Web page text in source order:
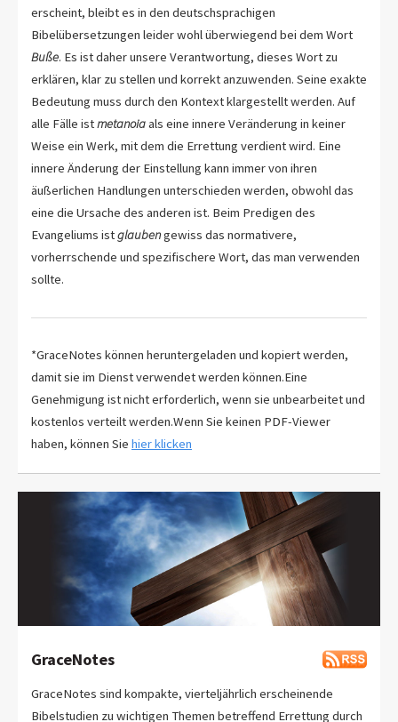
erscheint, bleibt es in den deutschsprachigen
Bibelübersetzungen leider wohl überwiegend bei dem Wort
Buße. Es ist daher unsere Verantwortung, dieses Wort zu
erklären, klar zu stellen und korrekt anzuwenden. Seine exakte
Bedeutung muss durch den Kontext klargestellt werden. Auf
alle Fälle istmetanoiaals eine innere Veränderung in keiner
Weise ein Werk, mit dem die Errettung verdient wird. Eine
innere Änderung der Einstellung kann immer von ihren
äußerlichen Handlungen unterschieden werden, obwohl das
eine die Ursache des anderen ist. Beim Predigen des
Evangeliums istglaubengewiss das normativere,
vorherrschende und spezifischere Wort, das man verwenden
sollte.
*GraceNotes können heruntergeladen und kopiert werden,
damit sie im Dienst verwendet werden können.Eine
Genehmigung ist nicht erforderlich, wenn sie unbearbeitet und
kostenlos verteilt werden.Wenn Sie keinen PDF-Viewer
haben, können Sie hier klicken
GraceNotes
GraceNotes sind kompakte, vierteljährlich erscheinende
Bibelstudien zu wichtigen Themen betreffend Errettung durch